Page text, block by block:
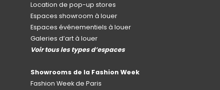
Location de pop-up stores
Espaces showroom à louer
Espaces événementiels à louer
Galeries d’art à louer
Voir tous les types d’espaces
Showrooms de la Fashion Week
Fashion Week de Paris